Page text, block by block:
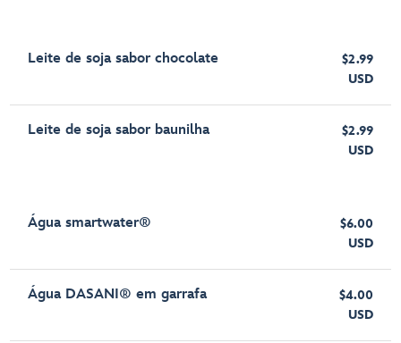
Leite de soja sabor chocolate
$2.99
USD
Leite de soja sabor baunilha
$2.99
USD
Água smartwater®
$6.00
USD
Água DASANI® em garrafa
$4.00
USD